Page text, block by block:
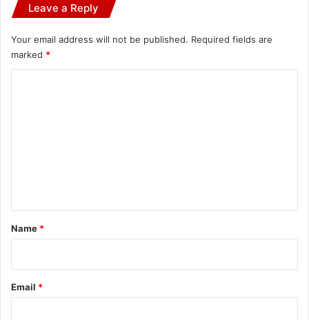
Leave a Reply
Your email address will not be published. Required fields are
marked *
*
Name *
Email *